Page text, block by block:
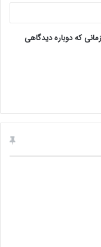
که دوباره دیدگاهی